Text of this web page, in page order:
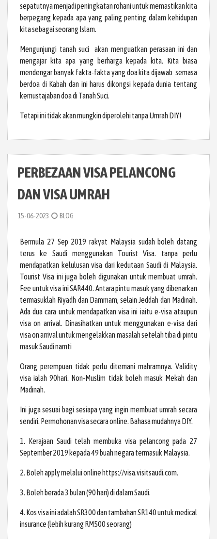
sepatutnya menjadi peningkatan rohani untuk memastikan kita
berpegang kepada apa yang paling penting dalam kehidupan
kita sebagai seorang Islam.
Mengunjungi tanah suci akan menguatkan perasaan ini dan
mengajar kita apa yang berharga kepada kita. Kita biasa
mendengar banyak fakta-fakta yang doa kita dijawab semasa
berdoa di Kabah dan ini harus dikongsi kepada dunia tentang
kemustajaban doa di Tanah Suci.
Tetapi ini tidak akan mungkin diperolehi tanpa Umrah DIY!
PERBEZAAN VISA PELANCONG
DAN VISA UMRAH
15-06-2023 BLOG
Bermula 27 Sep 2019 rakyat Malaysia sudah boleh datang
terus ke Saudi menggunakan Tourist Visa. tanpa perlu
mendapatkan kelulusan visa dari kedutaan Saudi di Malaysia.
Tourist Visa ini juga boleh digunakan untuk membuat umrah.
Fee untuk visa ini SAR440. Antara pintu masuk yang dibenarkan
termasuklah Riyadh dan Dammam, selain Jeddah dan Madinah.
Ada dua cara untuk mendapatkan visa ini iaitu e-visa ataupun
visa on arrival. Dinasihatkan untuk menggunakan e-visa dari
visa on arrival untuk mengelakkan masalah setelah tiba di pintu
masuk Saudi namti
Orang perempuan tidak perlu ditemani mahramnya. Validity
visa ialah 90hari. Non-Muslim tidak boleh masuk Mekah dan
Madinah.
Ini juga sesuai bagi sesiapa yang ingin membuat umrah secara
sendiri. Permohonan visa secara online. Bahasa mudahnya DIY.
1. Kerajaan Saudi telah membuka visa pelancong pada 27
September 2019 kepada 49 buah negara termasuk Malaysia.
2. Boleh apply melalui online https://visa.visitsaudi.com.
3. Boleh berada 3 bulan (90 hari) di dalam Saudi.
4. Kos visa ini adalah SR300 dan tambahan SR140 untuk medical
insurance (lebih kurang RM500 seorang)